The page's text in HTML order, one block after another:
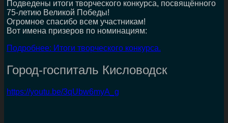
Подведены итоги творческого конкурса, посвящённого
75-летию Великой Победы!
Огромное спасибо всем участникам!
Вот имена призеров по номинациям:
Подробнее: Итоги творческого конкурса.
Город-госпиталь Кисловодск
https://youtu.be/3qUbw6myA_g